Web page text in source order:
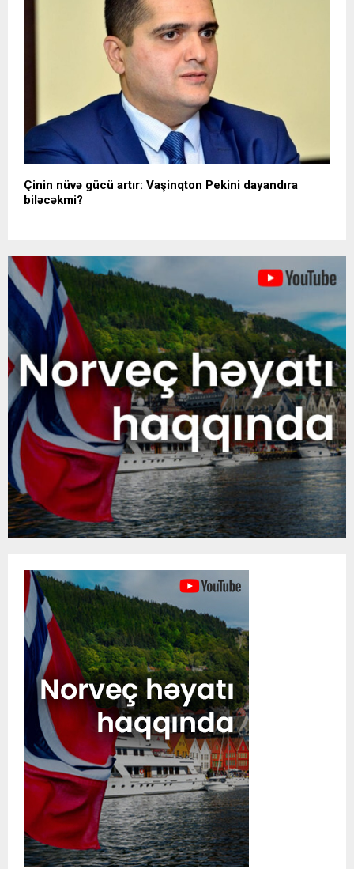
Çinin nüvə gücü artır: Vaşinqton Pekini dayandıra
biləcəkmi?